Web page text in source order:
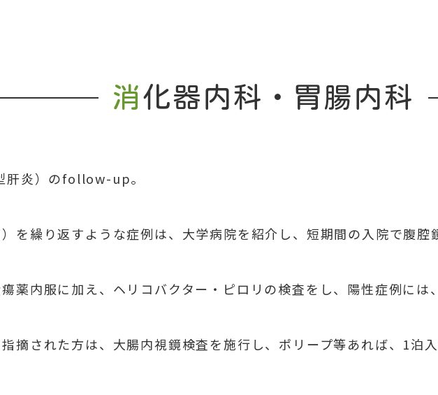
消化器内科・胃腸内科
肝炎）のfollow-up。
を繰り返すような症例は、大学病院を紹介し、短期間の入院で腹腔
薬内服に加え、ヘリコバクター・ピロリの検査をし、陽性症例に
摘された方は、大腸内視鏡検査を施行し、ポリープ等あれば、1泊